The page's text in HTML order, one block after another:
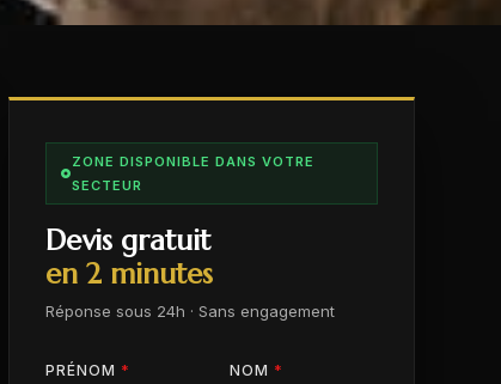
ZONE DISPONIBLE DANS VOTRE
SECTEUR
Devis gratuit
en 2 minutes
Réponse sous 24h · Sans engagement
PRÉNOM * NOM *